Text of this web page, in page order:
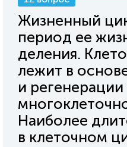
Жизненный
период ее
деления.
лежит в
и регенерации
Наиболее
в клеточном